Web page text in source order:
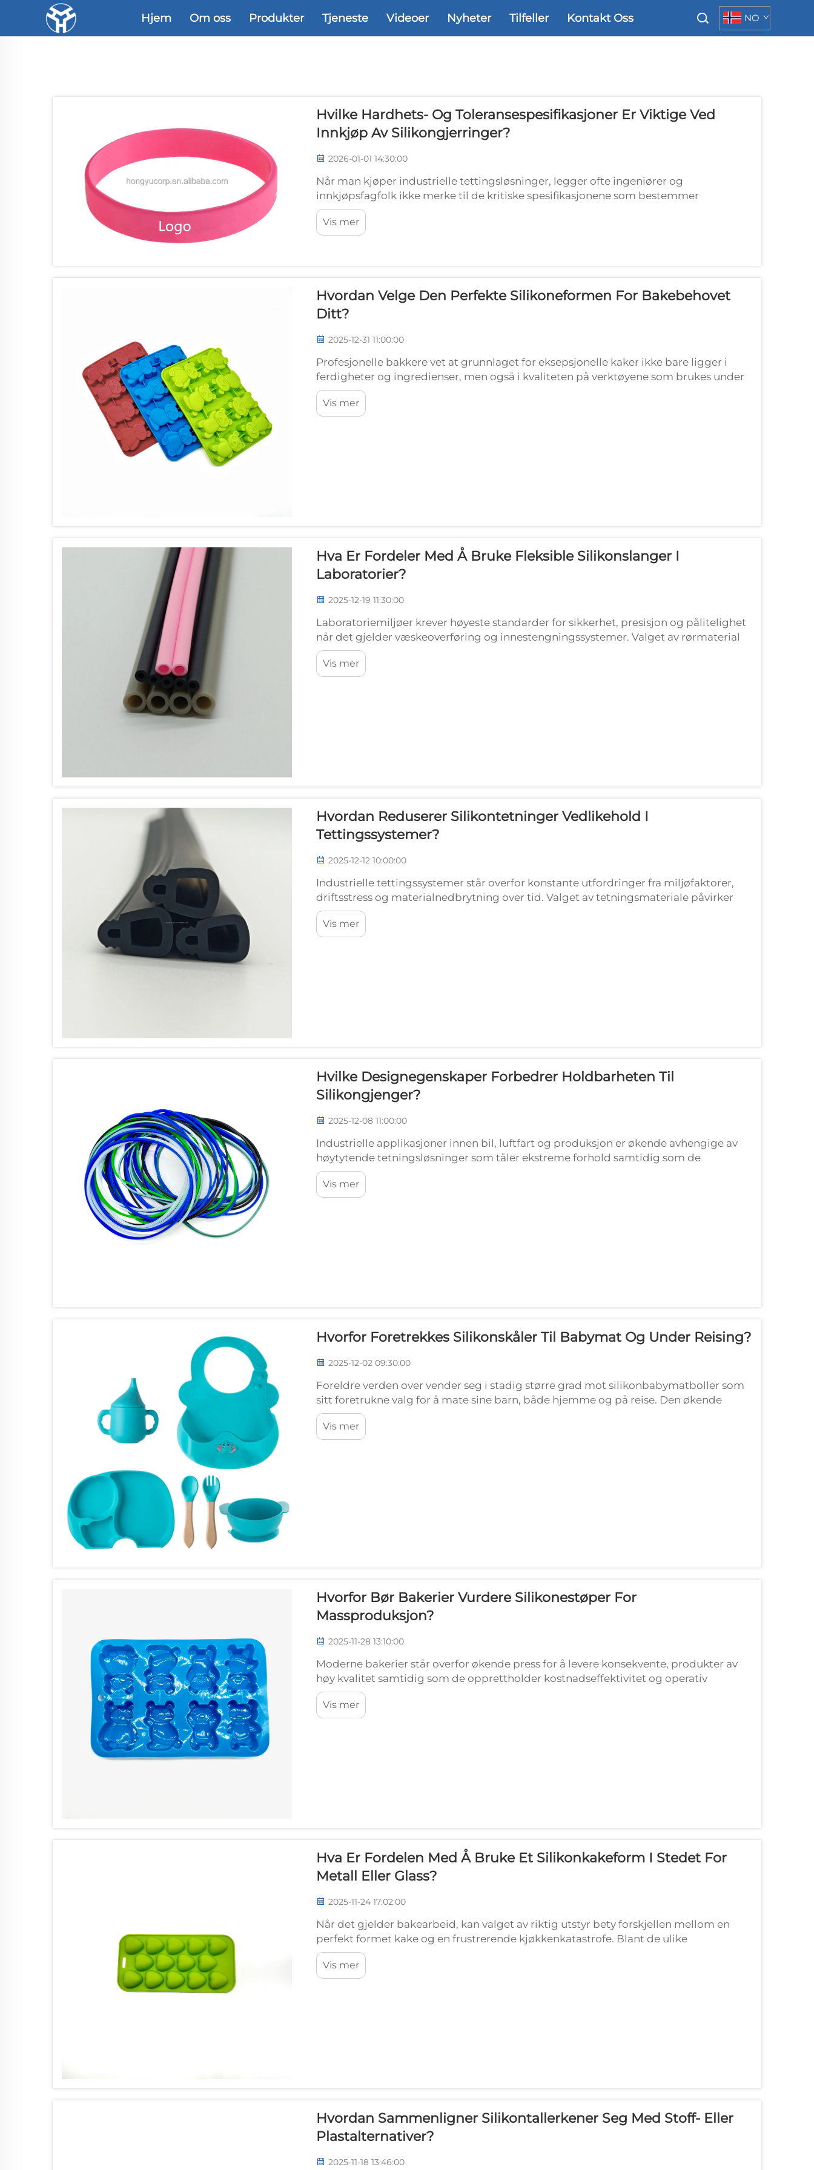
Hjem Om oss Produkter Tjeneste Videoer Nyheter Tilfeller Kontakt Oss NO
Hvilke Hardhets- Og Toleransespesifikasjoner Er Viktige Ved
Innkjøp Av Silikongjerringer?
2026-01-01 14:30:00
Når man kjøper industrielle tettingsløsninger, legger ofte ingeniører og
innkjøpsfagfolk ikke merke til de kritiske spesifikasjonene som bestemmer
langtidsprestasjon og pålitelighet. Silikongummiringen representerer en
grunnleggende komponent i utallige ...
Vis mer
Hvordan Velge Den Perfekte Silikoneformen For Bakebehovet
Ditt?
2025-12-31 11:00:00
Profesjonelle bakkere vet at grunnlaget for eksepsjonelle kaker ikke bare ligger i
ferdigheter og ingredienser, men også i kvaliteten på verktøyene som brukes under
hele bakerprosessen. Blant disse nødvendige verktøyene har silikonekakeformen
revolusjonert...
Vis mer
Hva Er Fordeler Med Å Bruke Fleksible Silikonslanger I
Laboratorier?
2025-12-19 11:30:00
Laboratoriemiljøer krever høyeste standarder for sikkerhet, presisjon og pålitelighet
når det gjelder væskeoverføring og innestengningssystemer. Valget av rørmaterial
kan betydelig påvirke eksperimentelle resultater, utstyrslivslengde og...
Vis mer
Hvordan Reduserer Silikontetninger Vedlikehold I
Tettingssystemer?
2025-12-12 10:00:00
Industrielle tettingssystemer står overfor konstante utfordringer fra miljøfaktorer,
driftsstress og materialnedbrytning over tid. Valget av tetningsmateriale påvirker
betydelig frekvensen og kostnaden for vedlikeholdsoperasjoner i
produksjonsanlegg...
Vis mer
Hvilke Designegenskaper Forbedrer Holdbarheten Til
Silikongjenger?
2025-12-08 11:00:00
Industrielle applikasjoner innen bil, luftfart og produksjon er økende avhengige av
høytytende tetningsløsninger som tåler ekstreme forhold samtidig som de
opprettholder stabil ytelse over lengre perioder. Silikongjenger...
Vis mer
Hvorfor Foretrekkes Silikonskåler Til Babymat Og Under Reising?
2025-12-02 09:30:00
Foreldre verden over vender seg i stadig større grad mot silikonbabymatboller som
sitt foretrukne valg for å mate sine barn, både hjemme og på reise. Den økende
populariteten til disse innovative matingsløsningene kommer av deres unike...
Vis mer
Hvorfor Bør Bakerier Vurdere Silikonestøper For
Massproduksjon?
2025-11-28 13:10:00
Moderne bakerier står overfor økende press for å levere konsekvente, produkter av
høy kvalitet samtidig som de opprettholder kostnadseffektivitet og operativ
effektivitet. Valget av bakeutstyr og verktøy spiller en avgjørende rolle for å oppnå
disse målene, spesielt...
Vis mer
Hva Er Fordelen Med Å Bruke Et Silikonkakeform I Stedet For
Metall Eller Glass?
2025-11-24 17:02:00
Når det gjelder bakearbeid, kan valget av riktig utstyr bety forskjellen mellom en
perfekt formet kake og en frustrerende kjøkkenkatastrofe. Blant de ulike
alternativene som er tilgjengelige for hjemmebakerne og profesjonelle kokker,
pågår debatten mellom ...
Vis mer
Hvordan Sammenligner Silikontallerkener Seg Med Stoff- Eller
Plastalternativer?
2025-11-18 13:46:00